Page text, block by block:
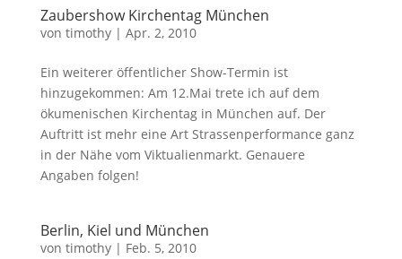
Zaubershow Kirchentag München
von timothy| Apr. 2, 2010
Ein weiterer öffentlicher Show-Termin ist
hinzugekommen: Am 12.Mai trete ich auf dem
ökumenischen Kirchentag in München auf. Der
Auftritt ist mehr eine Art Strassenperformance ganz
in der Nähe vom Viktualienmarkt. Genauere
Angaben folgen!
Berlin, Kiel und München
von timothy| Feb. 5, 2010